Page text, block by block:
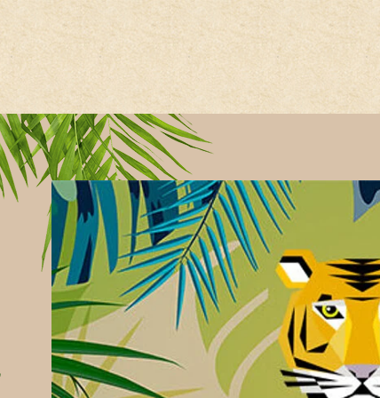
Hauptregion der Seite